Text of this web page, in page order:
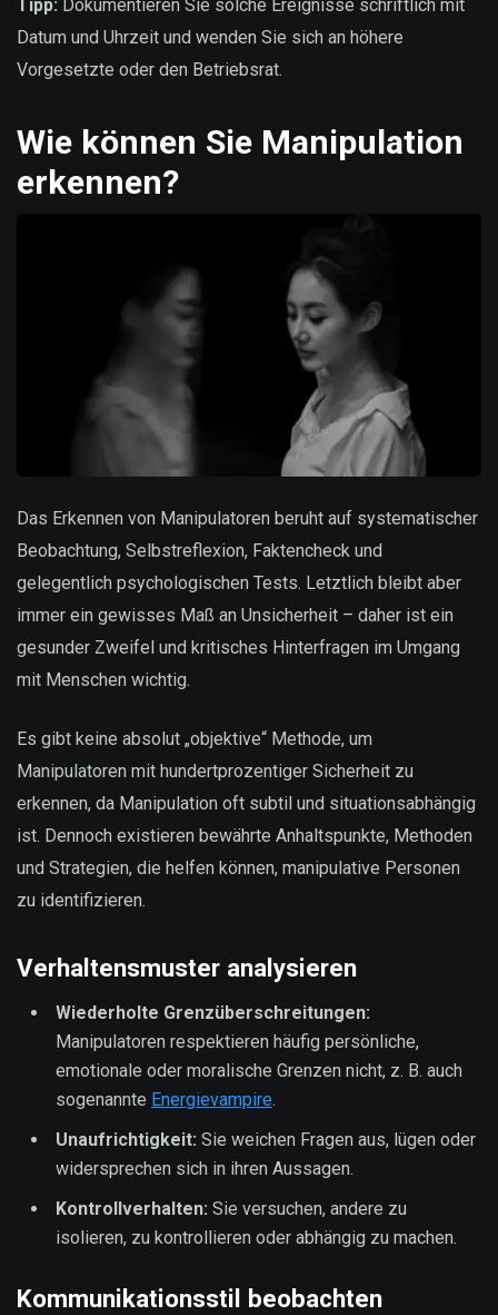
Tipp: Dokumentieren Sie solche Ereignisse schriftlich mit
Datum und Uhrzeit und wenden Sie sich an höhere
Vorgesetzte oder den Betriebsrat.
Wie können Sie Manipulation
erkennen?
Das Erkennen von Manipulatoren beruht auf systematischer
Beobachtung, Selbstreflexion, Faktencheck und
gelegentlich psychologischen Tests. Letztlich bleibt aber
immer ein gewisses Maß an Unsicherheit – daher ist ein
gesunder Zweifel und kritisches Hinterfragen im Umgang
mit Menschen wichtig.
Es gibt keine absolut „objektive“ Methode, um
Manipulatoren mit hundertprozentiger Sicherheit zu
erkennen, da Manipulation oft subtil und situationsabhängig
ist. Dennoch existieren bewährte Anhaltspunkte, Methoden
und Strategien, die helfen können, manipulative Personen
zu identifizieren.
Verhaltensmuster analysieren
Wiederholte Grenzüberschreitungen:
Manipulatoren respektieren häufig persönliche,
emotionale oder moralische Grenzen nicht, z. B. auch
sogenannte Energievampire.
Unaufrichtigkeit: Sie weichen Fragen aus, lügen oder
widersprechen sich in ihren Aussagen.
Kontrollverhalten: Sie versuchen, andere zu
isolieren, zu kontrollieren oder abhängig zu machen.
Kommunikationsstil beobachten